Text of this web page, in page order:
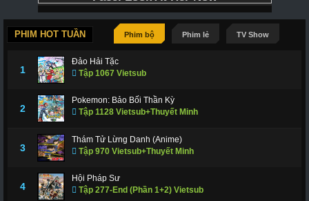
PHIM HOT TUẦN Phim bộ Phim lẻ TV Show
1
Đảo Hải Tặc
Tập 1067 Vietsub
2
Pokemon: Bảo Bối Thần Kỳ
Tập 1128 Vietsub+Thuyết Minh
3
Thám Tử Lừng Danh (Anime)
Tập 970 Vietsub+Thuyết Minh
4
Hội Pháp Sư
Tập 277-End (Phần 1+2) Vietsub